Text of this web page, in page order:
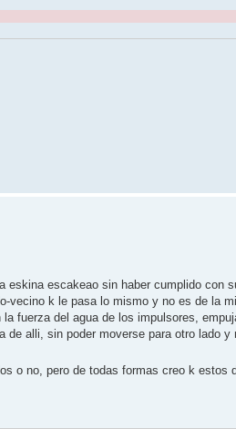
escakeao sin haber cumplido con
vecino k le pasa lo mismo y no es de la
fuerza del agua de los impulsores,
alli, sin poder moverse para otro lado y
o no, pero de todas formas creo k estos